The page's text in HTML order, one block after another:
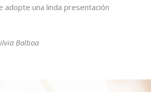
adopte una linda presentación
Balboa